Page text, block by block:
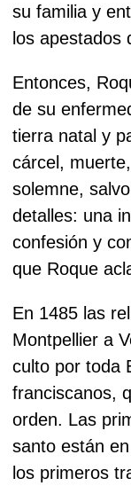
su familia y
los apestados
Entonces,
de su
tierra natal y
cárcel,
solemne,
detalles: una
confesión y
que Roque
En 1485 las
Montpellier a
culto por toda
franciscanos,
orden. Las
santo están
los primeros